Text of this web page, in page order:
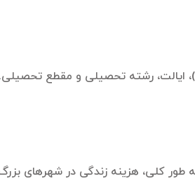
ایالت، رشته تحصیلی و مقطع تحصیلی.
کلی، هزینه زندگی در شهرهای بزرگ